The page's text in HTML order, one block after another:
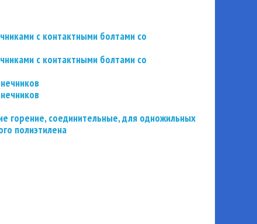
с контактными болтами со
с контактными болтами со
горение, соединительные, для одножильных
полиэтилена